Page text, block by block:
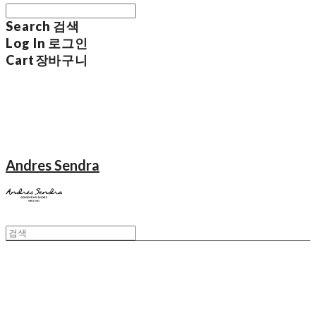
Search 검색
Log In 로그인
Cart장바구니
Andres Sendra